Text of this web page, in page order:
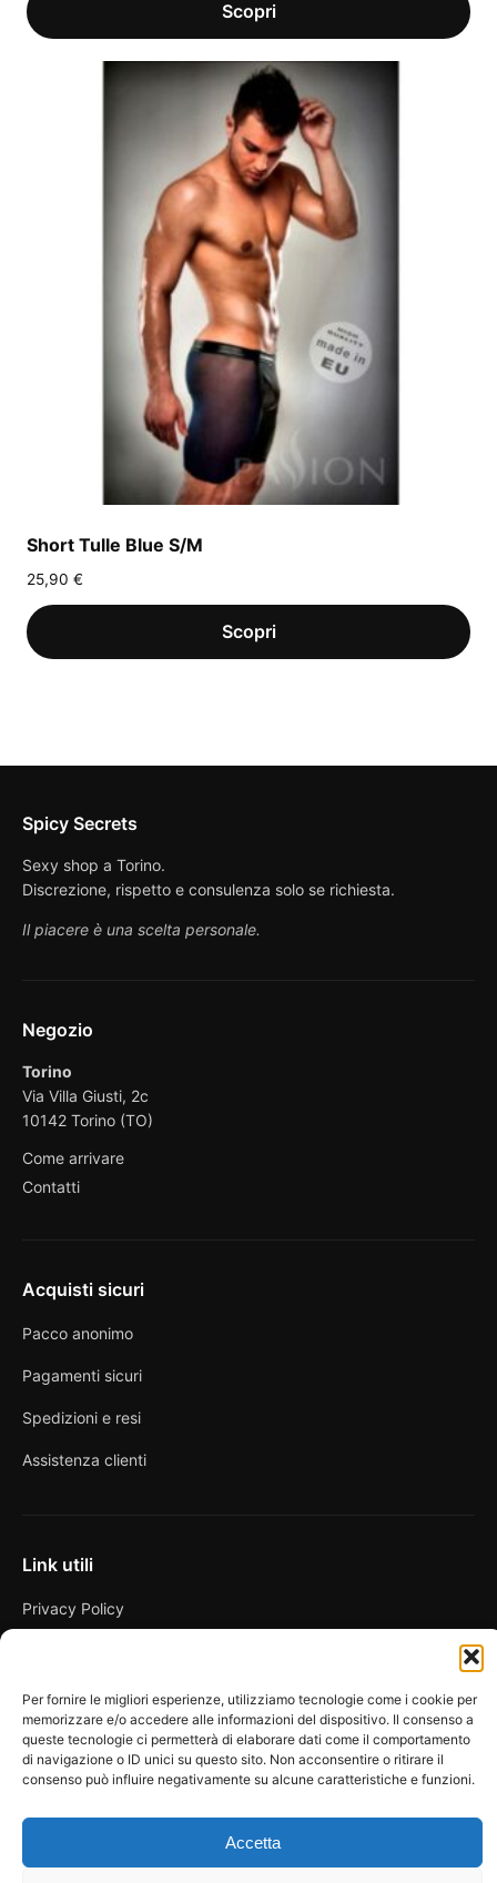
Per fornire le migliori esperienze, utilizziamo tecnologie come i cookie per
memorizzare e/o accedere alle informazioni del dispositivo. Il consenso a
queste tecnologie ci permetterà di elaborare dati come il comportamento
di navigazione o ID unici su questo sito. Non acconsentire o ritirare il
consenso può influire negativamente su alcune caratteristiche e funzioni.
Accetta
Short Tulle Blue S/M
25,90 €
Spicy Secrets
Sexy shop a Torino.
Discrezione, rispetto e consulenza solo se richiesta.
Il piacere è una scelta personale.
Negozio
Torino
Via Villa Giusti, 2c
10142 Torino (TO)
Come arrivare
Contatti
Acquisti sicuri
Pacco anonimo
Pagamenti sicuri
Spedizioni e resi
Assistenza clienti
Link utili
Privacy Policy
Cookie Policy
FAQ
La Bottega dei Desideri di D’Avascio Enrico